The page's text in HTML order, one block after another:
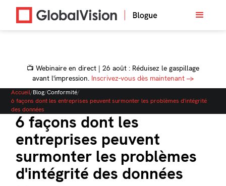
📺 Webinaire en direct | 26 août : Réduisez le gaspillage
avant l'impression. Inscrivez-vous dès maintenant →
Accueil/Blog/Conformité/
6 façons dont les entreprises peuvent surmonter les problèmes d'intégrité
des données
6 façons dont les
entreprises peuvent
surmonter les problèmes
d'intégrité des données